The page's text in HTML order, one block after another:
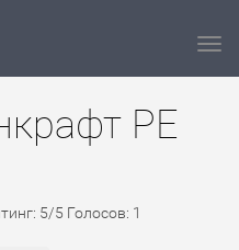
PE
5/5 Голосов: 1